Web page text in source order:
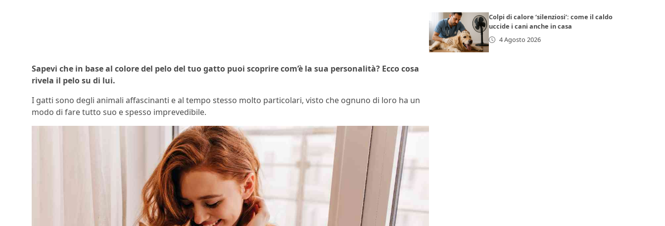
Sapevi che in base al colore del pelo del tuo gatto puoi scoprire com’è la sua personalità? Ecco cosa
rivela il pelo su di lui.
I gatti sono degli animali affascinanti e al tempo stesso molto particolari, visto che ognuno di loro ha un
modo di fare tutto suo e spesso imprevedibile.
Colpi di calore ‘silenziosi’: come il caldo
uccide i cani anche in casa
4 Agosto 2026